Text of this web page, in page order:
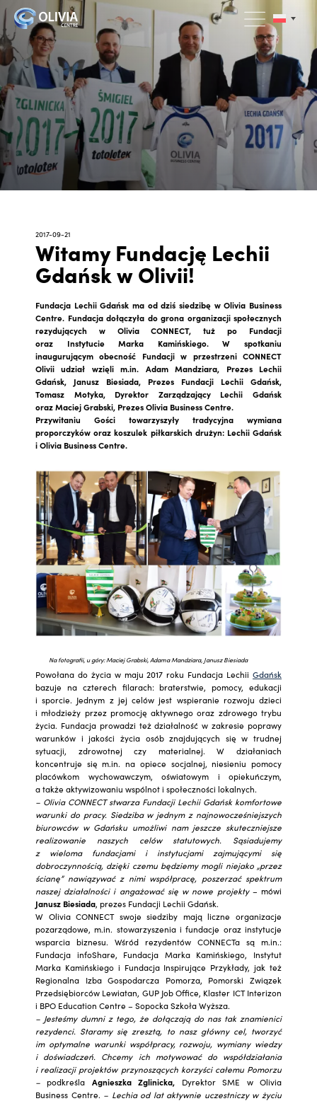
2017-09-21
Witamy Fundację Lechii
Gdańsk w Olivii!
Fundacja Lechii Gdańsk ma od dziś siedzibę w Olivia Business
Centre. Fundacja dołączyła do grona organizacji społecznych
rezydujących w Olivia CONNECT, tuż po Fundacji
oraz Instytucie Marka Kamińskiego. W spotkaniu
inaugurującym obecność Fundacji w przestrzeni CONNECT
Olivii udział wzięli m.in. Adam Mandziara, Prezes Lechii
Gdańsk, Janusz Biesiada, Prezes Fundacji Lechii Gdańsk,
Tomasz Motyka, Dyrektor Zarządzający Lechii Gdańsk
oraz Maciej Grabski, Prezes Olivia Business Centre.
Przywitaniu Gości towarzyszyły tradycyjna wymiana
proporczyków oraz koszulek piłkarskich drużyn: Lechii Gdańsk
i Olivia Business Centre.
Na fotografii, u góry: Maciej Grabski, Adama Mandziara, Janusz Biesiada
Powołana do życia w maju 2017 roku Fundacja Lechii Gdańsk
bazuje na czterech filarach: braterstwie, pomocy, edukacji
i sporcie. Jednym z jej celów jest wspieranie rozwoju dzieci
i młodzieży przez promocję aktywnego oraz zdrowego trybu
życia. Fundacja prowadzi też działalność w zakresie poprawy
warunków i jakości życia osób znajdujących się w trudnej
sytuacji, zdrowotnej czy materialnej. W działaniach
koncentruje się m.in. na opiece socjalnej, niesieniu pomocy
placówkom wychowawczym, oświatowym i opiekuńczym,
a także aktywizowaniu wspólnot i społeczności lokalnych.
– Olivia CONNECT stwarza Fundacji Lechii Gdańsk komfortowe
warunki do pracy. Siedziba w jednym z najnowocześniejszych
biurowców w Gdańsku umożliwi nam jeszcze skuteczniejsze
realizowanie naszych celów statutowych. Sąsiadujemy
z wieloma fundacjami i instytucjami zajmującymi się
dobroczynnością, dzięki czemu będziemy mogli niejako „przez
ścianę” nawiązywać z nimi współpracę, poszerzać spektrum
naszej działalności i angażować się w nowe projekty – mówi
Janusz Biesiada, prezes Fundacji Lechii Gdańsk.
W Olivia CONNECT swoje siedziby mają liczne organizacje
pozarządowe, m.in. stowarzyszenia i fundacje oraz instytucje
wsparcia biznesu. Wśród rezydentów CONNECTa są m.in.:
Fundacja infoShare, Fundacja Marka Kamińskiego, Instytut
Marka Kamińskiego i Fundacja Inspirujące Przykłady, jak też
Regionalna Izba Gospodarcza Pomorza, Pomorski Związek
Przedsiębiorców Lewiatan, GUP Job Office, Klaster ICT Interizon
i BPO Education Centre – Sopocka Szkoła Wyższa.
– Jesteśmy dumni z tego, że dołączają do nas tak znamienici
rezydenci. Staramy się zresztą, to nasz główny cel, tworzyć
im optymalne warunki współpracy, rozwoju, wymiany wiedzy
i doświadczeń. Chcemy ich motywować do współdziałania
i realizacji projektów przynoszących korzyści całemu Pomorzu
–podkreśla Agnieszka Zglinicka, Dyrektor SME w Olivia
Business Centre. – Lechia od lat aktywnie uczestniczy w życiu